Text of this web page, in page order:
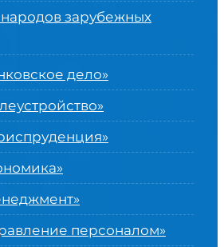
народов зарубежных
дело»
персоналом»